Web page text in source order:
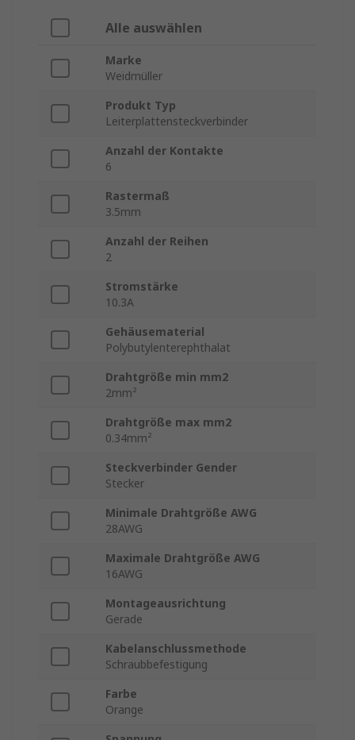
Alle auswählen
Marke
Weidmüller
Produkt Typ
Leiterplattensteckverbinder
Anzahl der Kontakte
6
Rastermaß
3.5mm
Anzahl der Reihen
2
Stromstärke
10.3A
Gehäusematerial
Polybutylenterephthalat
Drahtgröße min mm2
2mm²
Drahtgröße max mm2
0.34mm²
Steckverbinder Gender
Stecker
Minimale Drahtgröße AWG
28AWG
Maximale Drahtgröße AWG
16AWG
Montageausrichtung
Gerade
Kabelanschlussmethode
Schraubbefestigung
Farbe
Orange